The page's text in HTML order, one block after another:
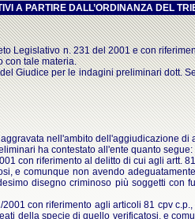
A PARTIRE DALL’ORDINANZA DEL
Legislativo n. 231 del 2001 e con
con tale materia.
Giudice per le indagini preliminari dott.
nell'ambito dell'aggiudicazione di
ha contestato all'ente quanto segue:
con riferimento al delitto di cui agli
e comunque non avendo
disegno criminoso più soggetti
con riferimento agli articoli 81 cpv
della specie di quello verificatosi, e